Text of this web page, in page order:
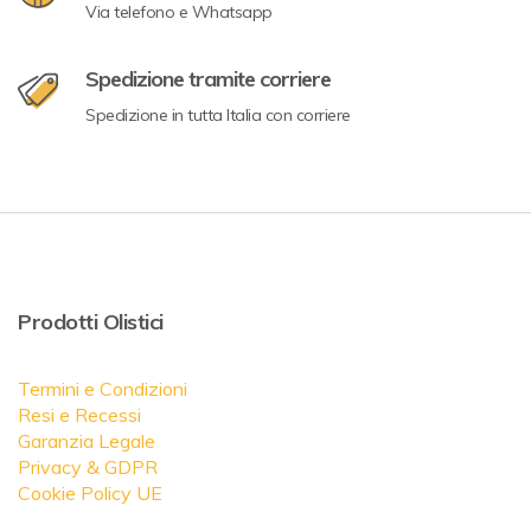
Via telefono e Whatsapp
Spedizione tramite corriere
Spedizione in tutta Italia con corriere
Prodotti Olistici
Termini e Condizioni
Resi e Recessi
Garanzia Legale
Privacy & GDPR
Cookie Policy UE